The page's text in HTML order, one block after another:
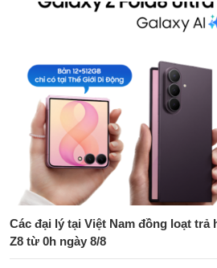
Các đại lý tại Việt Nam đồng loạt trả
Z8 từ 0h ngày 8/8